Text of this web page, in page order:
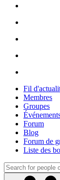
Fil
Membres
Groupes
Forum
Blog
Forum de
Liste des